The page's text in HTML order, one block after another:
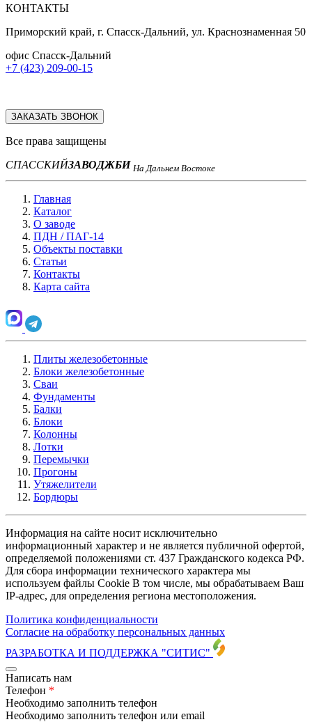
КОНТАКТЫ
Приморский край, г. Спасск-Дальний, ул. Краснознаменная 50
офис Спасск-Дальний
+7 (423) 209-00-15
ЗАКАЗАТЬ ЗВОНОК
Все права защищены
СПАССКИЙЗАВОДЖБИ На Дальнем Востоке
Главная
Каталог
О заводе
ПДН / ПАГ-14
Объекты поставки
Статьи
Контакты
Карта сайта
Плиты железобетонные
Блоки железобетонные
Сваи
Фундаменты
Балки
Блоки
Колонны
Лотки
Перемычки
Прогоны
Утяжелители
Бордюры
Информация на сайте носит исключительно
информационный характер и не является публичной офертой,
определяемой положениями ст. 437 Гражданского кодекса РФ.
Для сбора информации технического характера мы
используем файлы Cookie В том числе, мы обрабатываем Ваш
IP-адрес, для определения региона местоположения.
Политика конфиденциальности
Согласие на обработку персональных данных
РАЗРАБОТКА И ПОДДЕРЖКА "СИТИС"
Написать нам
Телефон *
Необходимо заполнить телефон
Необходимо заполнить телефон или email